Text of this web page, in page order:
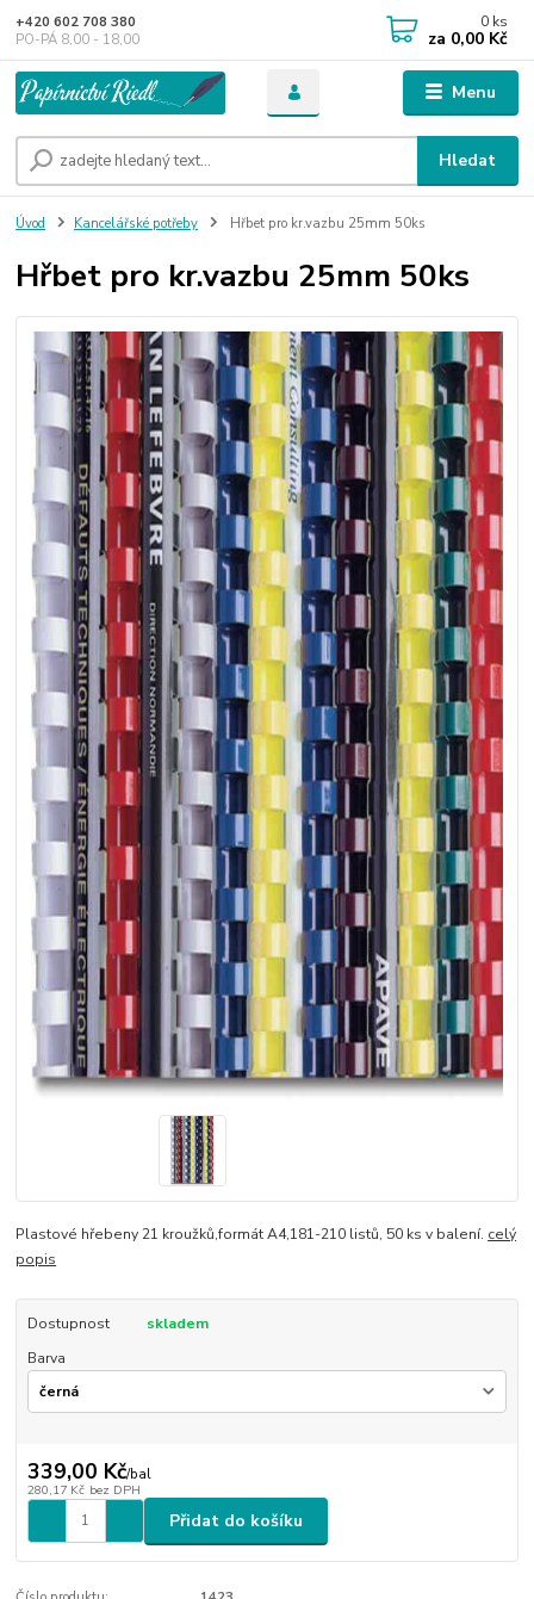
Menu
Hledat
+420 602 708 380
PO-PÁ 8,00 - 18,00
0 ks
za 0,00 Kč
Úvod Kancelářské potřeby Hřbet pro kr.vazbu 25mm 50ks
Hřbet pro kr.vazbu 25mm 50ks
Plastové hřebeny 21 kroužků,formát A4,181-210 listů, 50 ks v balení. celý
popis
Dostupnost
skladem
Barva
339,00 Kč/bal
280,17 Kč bez DPH
Přidat do košíku